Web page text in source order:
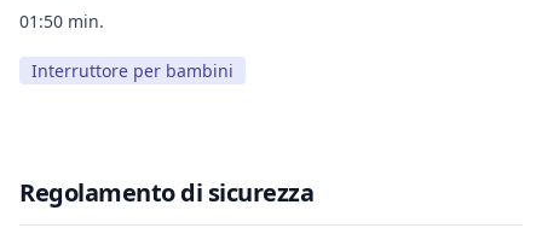
01:50 min.
Interruttore per bambini
Regolamento di sicurezza